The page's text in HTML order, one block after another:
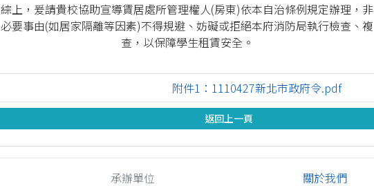
綜上，爰請貴校協助宣導賃居處所管理權人(房東)依本自治條例規定辦理，非
必要事由(如居家隔離等因素)不得規避、妨礙或拒絕本府消防局執行檢查、複
查，以保障學生租賃安全。
附件1：1110427新北市政府令.pdf
返回上一頁
承辦單位 關於我們